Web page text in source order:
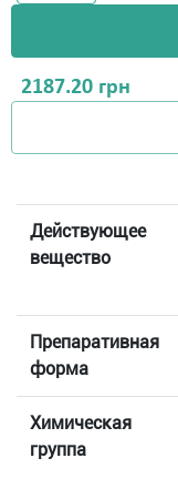
2187.20 грн
Действующее
вещество
Препаративная
форма
Химическая
группа